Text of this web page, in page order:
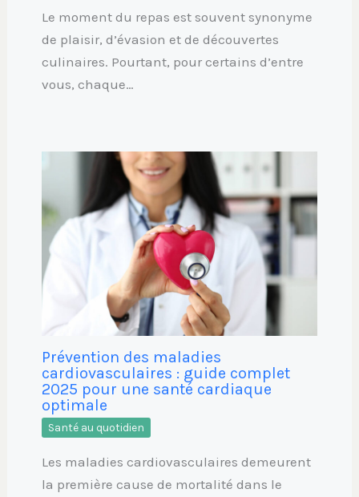
Le moment du repas est souvent synonyme
de plaisir, d’évasion et de découvertes
culinaires. Pourtant, pour certains d’entre
vous, chaque…
Prévention des maladies
cardiovasculaires : guide complet
2025 pour une santé cardiaque
optimale
Santé au quotidien
Les maladies cardiovasculaires demeurent
la première cause de mortalité dans le